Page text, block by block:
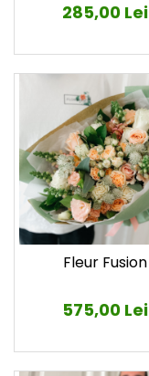
285,00 Lei
Fleur Fusion
575,00 Lei